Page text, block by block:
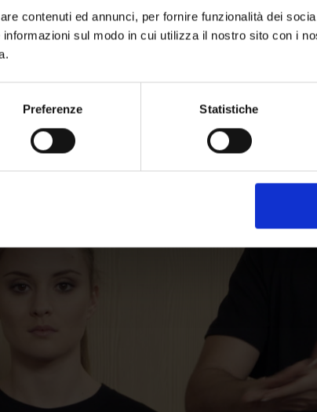
contenuti ed annunci, per fornire funzionalità dei
sul modo in cui utilizza il nostro sito con i
Preferenze Statistiche